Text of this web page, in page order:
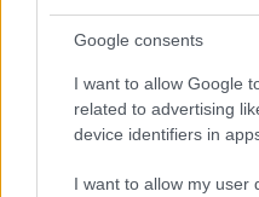
Google consents
I want to allow Google
related to advertising
device identifiers in
I want to allow my user
Η Όμπρεϊ Πλάζα
στα 42 της χρόνια
10.08.2026